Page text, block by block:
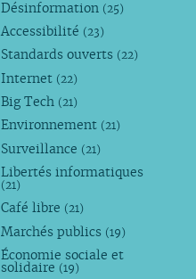
Désinformation (25)
Accessibilité (23)
Standards ouverts (22)
Internet (22)
Big Tech (21)
Environnement (21)
Surveillance (21)
Libertés informatiques
(21)
Café libre (21)
Marchés publics (19)
Économie sociale et
solidaire (19)